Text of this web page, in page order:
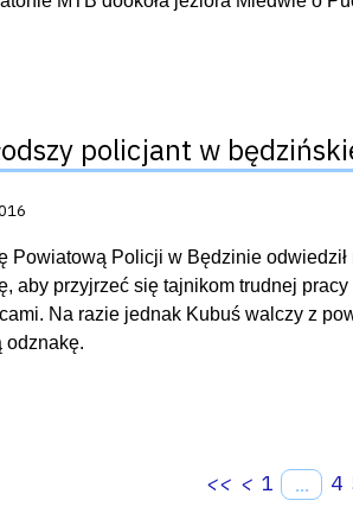
policjant w
Powiatową Policji w Będzinie
aby przyjrzeć się tajnikom trudnej
Na razie jednak Kubuś walczy z
odznakę.
<< < 1 ... 4